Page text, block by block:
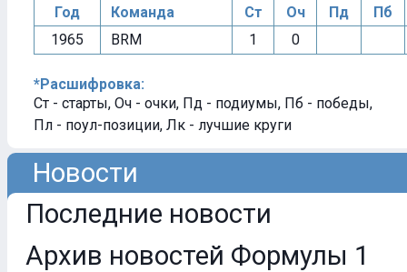
Год Команда Ст Оч Пд
Пб
1965
BRM 1 0
*Расшифровка:
Ст - старты, Оч - очки, Пд - подиумы, Пб - победы,
Пл - поул-позиции, Лк - лучшие круги
Новости
Последние новости
Архив новостей Формулы 1